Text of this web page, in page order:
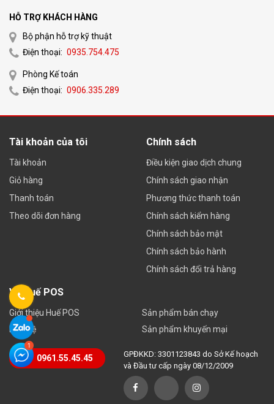
HỖ TRỢ KHÁCH HÀNG
Bộ phận hỗ trợ kỹ thuật
Điện thoại: 0935.754.475
Phòng Kế toán
Điện thoại: 0906.335.289
Tài khoản của tôi
Tài khoản
Giỏ hàng
Thanh toán
Theo dõi đơn hàng
Chính sách
Điều kiện giao dịch chung
Chính sách giao nhận
Phương thức thanh toán
Chính sách kiểm hàng
Chính sách bảo mật
Chính sách bảo hành
Chính sách đổi trả hàng
Về Huế POS
Giới thiệu Huế POS
Liên hệ
Sản phẩm bán chạy
Sản phẩm khuyến mại
0961.55.45.45
GPĐKKD: 3301123843 do Sở Kế hoạch
và Đầu tư cấp ngày 08/12/2009